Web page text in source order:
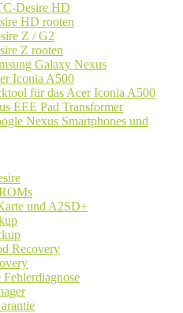
Desire HD
HD rooten
Z / G2
Z rooten
Galaxy Nexus
Iconia A500
für das Acer Iconia A500
EEE Pad Transformer
Nexus Smartphones und
und A2SD+
Recovery
Fehlerdiagnose